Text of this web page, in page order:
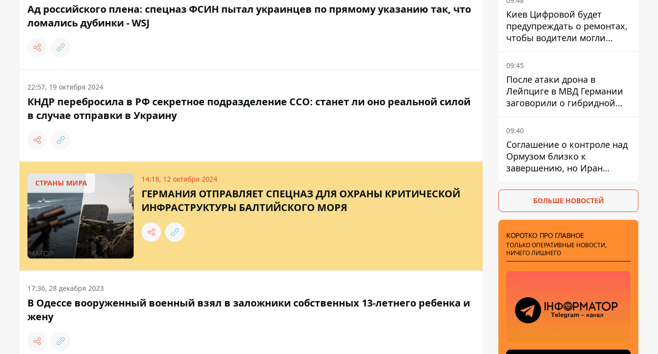
Ад российского плена: спецназ ФСИН пытал украинцев по прямому указанию так, что
ломались дубинки - WSJ
22:57, 19 октября 2024
КНДР перебросила в РФ секретное подразделение ССО: станет ли оно реальной силой
в случае отправки в Украину
СТРАНЫ МИРА 14:18, 12 октября 2024
ГЕРМАНИЯ ОТПРАВЛЯЕТ СПЕЦНАЗ ДЛЯ ОХРАНЫ КРИТИЧЕСКОЙ
ИНФРАСТРУКТУРЫ БАЛТИЙСКОГО МОРЯ
17:36, 28 декабря 2023
В Одессе вооруженный военный взял в заложники собственных 13-летнего ребенка и
жену
Киев Цифровой будет
предупреждать о ремонтах,
чтобы водители могли
избегать участков с
пробками
09:45
После атаки дрона в
Лейпциге в МВД Германии
заговорили о гибридной
войне – мы ежедневно цель
09:40
Соглашение о контроле над
Ормузом близко к
завершению, но Иран
требования – СМИ
раскрыли подробности
БОЛЬШЕ НОВОСТЕЙ
КОРОТКО ПРО ГЛАВНОЕ
ТОЛЬКО ОПЕРАТИВНЫЕ НОВОСТИ,
НИЧЕГО ЛИШНЕГО